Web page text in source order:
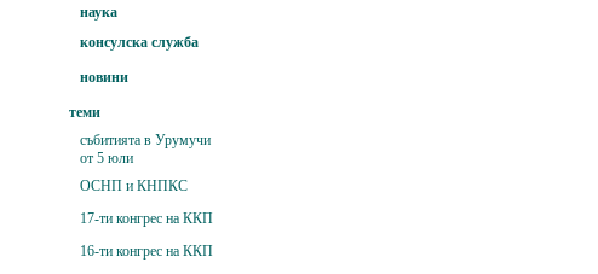
наука
консулска служба
новини
теми
събитията в Урумучи
от 5 юли
ОСНП и КНПКС
17-ти конгрес на ККП
16-ти конгрес на ККП